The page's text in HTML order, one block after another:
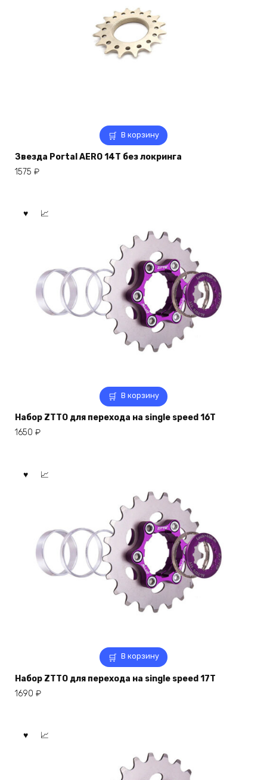
В корзину
Звезда Portal AERO 14T без локринга
1575 ₽
В корзину
Набор ZTTO для перехода на single speed 16T
1650 ₽
В корзину
Набор ZTTO для перехода на single speed 17T
1690 ₽